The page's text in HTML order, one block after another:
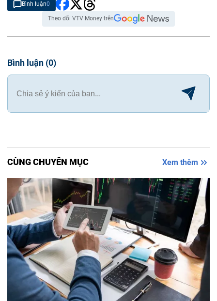
Bình luận0
Theo dõi VTV Money trên
Bình luận (0)
CÙNG CHUYÊN MỤC Xem thêm